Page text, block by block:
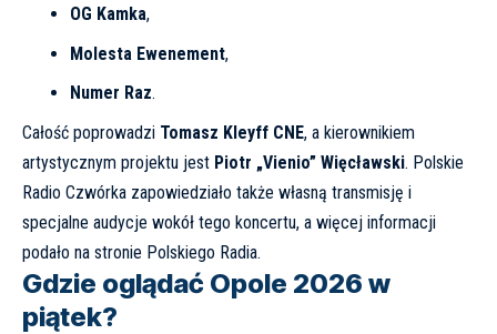
OG Kamka,
Molesta Ewenement,
Numer Raz.
Całość poprowadzi Tomasz Kleyff CNE, a kierownikiem
artystycznym projektu jest Piotr „Vienio” Więcławski. Polskie
Radio Czwórka zapowiedziało także własną transmisję i
specjalne audycje wokół tego koncertu, a więcej informacji
podało na stronie Polskiego Radia.
Gdzie oglądać Opole 2026 w
piątek?